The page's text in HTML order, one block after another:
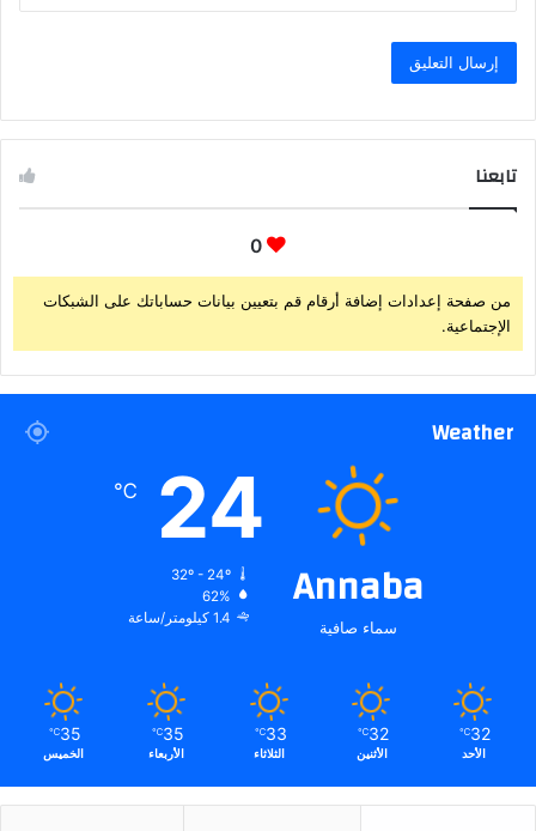
تابعنا
0
من صفحة إعدادات إضافة أرقام قم بتعيين بيانات حساباتك على الشبكات
الإجتماعية.
Weather
Annaba
سماء صافية
24
℃
32º - 24º
62%
1.4 كيلومتر/ساعة
32
℃
الأحد
32
℃
الأثنين
33
℃
الثلاثاء
35
℃
الأربعاء
35
℃
الخميس